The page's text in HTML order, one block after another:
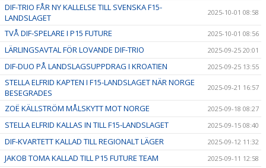
DIF-TRIO FÅR NY KALLELSE TILL SVENSKA F15-
LANDSLAGET
2025-10-01 08:58
TVÅ DIF-SPELARE I P15 FUTURE 2025-10-01 08:56
LÄRLINGSAVTAL FÖR LOVANDE DIF-TRIO 2025-09-25 20:01
DIF-DUO PÅ LANDSLAGSUPPDRAG I KROATIEN 2025-09-25 13:55
STELLA ELFRID KAPTEN I F15-LANDSLAGET NÄR NORGE
BESEGRADES
2025-09-21 16:57
ZOË KÄLLSTRÖM MÅLSKYTT MOT NORGE 2025-09-18 08:27
STELLA ELFRID KALLAS IN TILL F15-LANDSLAGET 2025-09-15 08:40
DIF-KVARTETT KALLAD TILL REGIONALT LÄGER 2025-09-12 11:32
JAKOB TOMA KALLAD TILL P15 FUTURE TEAM 2025-09-11 12:58